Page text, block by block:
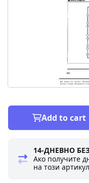
Add to cart
14-ДНЕВНО
Ако получите
на този